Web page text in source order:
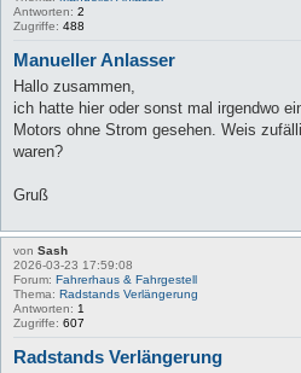
Antworten: 2
Zugriffe: 488
Manueller Anlasser
Hallo zusammen,
ich hatte hier oder sonst mal irgendwo
Motors ohne Strom gesehen. Weis
waren?
Gruß
von Sash
2026-03-23 17:59:08
Forum: Fahrerhaus & Fahrgestell
Thema: Radstands Verlängerung
Antworten: 1
Zugriffe: 607
Radstands Verlängerung